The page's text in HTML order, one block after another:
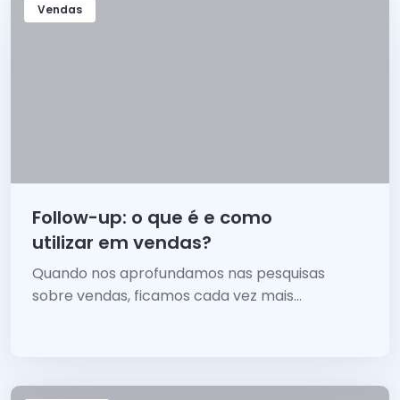
Vendas
Follow-up: o que é e como
utilizar em vendas?
Quando nos aprofundamos nas pesquisas
sobre vendas, ficamos cada vez mais